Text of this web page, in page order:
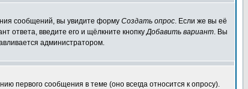
сообщений, вы увидите форму Создать опрос. Если же вы её
ответа, введите его и щёлкните кнопкуДобавить вариант. Вы
администратором.
первого сообщения в теме (оно всегда относится к опросу).